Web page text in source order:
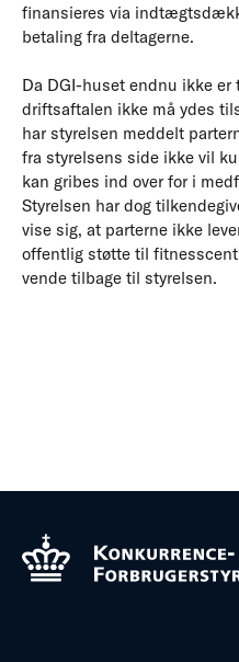
finansieres via
betaling fra deltagerne.
Da DGI-huset endnu ikke er
driftsaftalen ikke må ydes
har styrelsen meddelt
fra styrelsens side ikke vil
kan gribes ind over for i
Styrelsen har dog
vise sig, at parterne ikke
offentlig støtte til
vende tilbage til styrelsen.